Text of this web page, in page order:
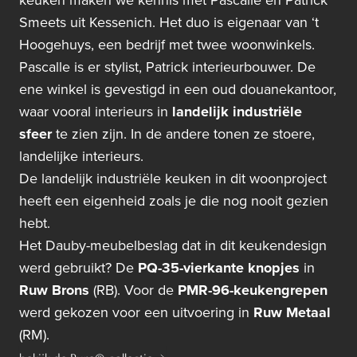
Smeets uit Kessenich. Het duo is eigenaar van ‘t
Hoogehuys, een bedrijf met twee woonwinkels.
Pascalle is er stylist, Patrick interieurbouwer. De
ene winkel is gevestigd in een oud douanekantoor,
waar vooral interieurs in landelijk industriële
sfeerte zien zijn. In de andere tonen ze stoere,
landelijke interieurs.
De landelijk industriële keuken in dit woonproject
heeft een eigenheid zoals je die nog nooit gezien
hebt.
Het Dauby-meubelbeslag dat in dit keukendesign
werd gebruikt? De PQ-35-vierkante knopjes in
Ruw Brons (RB). Voor de PMR-96-keukengrepen
werd gekozen voor een uitvoering in Ruw Metaal
(RM).